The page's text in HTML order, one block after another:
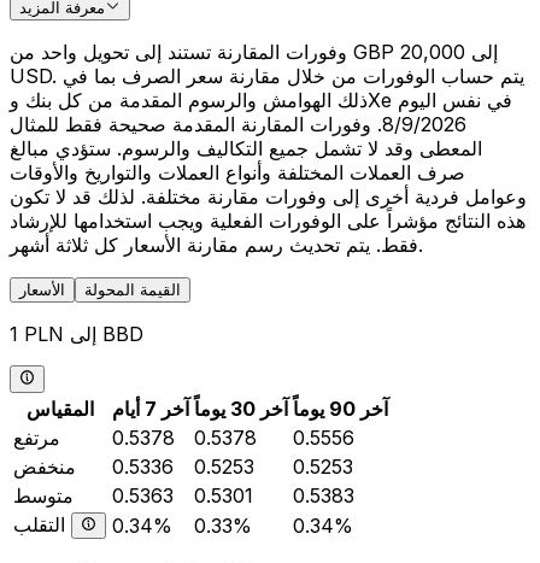
معرفة المزيد
وفورات المقارنة تستند إلى تحويل واحد من GBP 20,000 إلى
USD. يتم حساب الوفورات من خلال مقارنة سعر الصرف بما في
ذلك الهوامش والرسوم المقدمة من كل بنك وXe في نفس اليوم
8/9/2026. وفورات المقارنة المقدمة صحيحة فقط للمثال
المعطى وقد لا تشمل جميع التكاليف والرسوم. ستؤدي مبالغ
صرف العملات المختلفة وأنواع العملات والتواريخ والأوقات
وعوامل فردية أخرى إلى وفورات مقارنة مختلفة. لذلك قد لا تكون
هذه النتائج مؤشراً على الوفورات الفعلية ويجب استخدامها للإرشاد
فقط. يتم تحديث رسم مقارنة الأسعار كل ثلاثة أشهر.
الأسعار القيمة المحولة
1 PLN إلى BBD
المقياس آخر 7 أيام آخر 30 يوماً
آخر 90 يوماً
مرتفع
0.5378 0.5378
0.5556
منخفض
0.5336 0.5253
0.5253
متوسط
0.5363 0.5301
0.5383
التقلب
0.34% 0.33% 0.34%